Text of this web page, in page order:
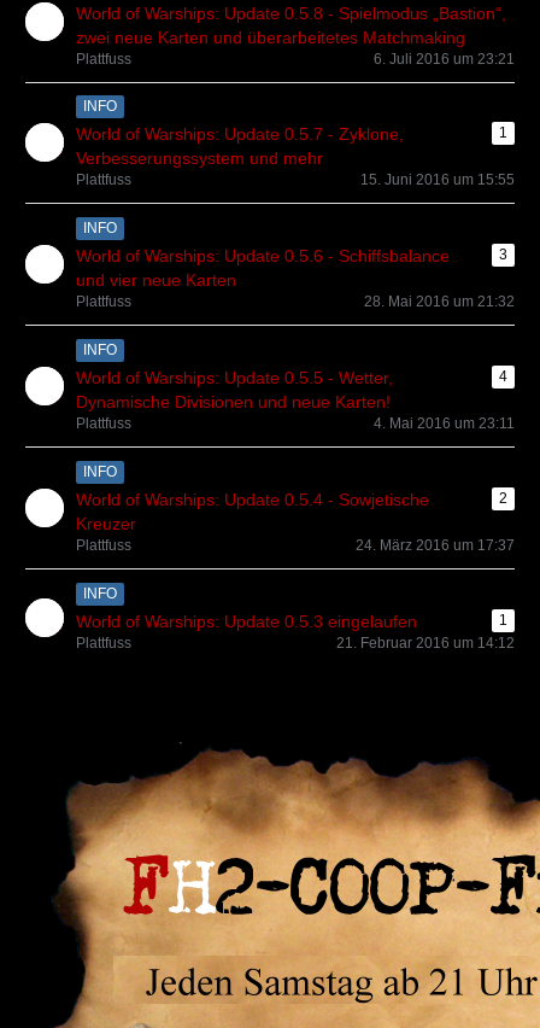
World of Warships: Update 0.5.8 - Spielmodus „Bastion“,
zwei neue Karten und überarbeitetes Matchmaking
Plattfuss 6. Juli 2016 um 23:21
INFO
World of Warships: Update 0.5.7 - Zyklone,
Verbesserungssystem und mehr
1
Plattfuss 15. Juni 2016 um 15:55
INFO
World of Warships: Update 0.5.6 - Schiffsbalance
und vier neue Karten
3
Plattfuss 28. Mai 2016 um 21:32
INFO
World of Warships: Update 0.5.5 - Wetter,
Dynamische Divisionen und neue Karten!
4
Plattfuss 4. Mai 2016 um 23:11
INFO
World of Warships: Update 0.5.4 - Sowjetische
Kreuzer
2
Plattfuss 24. März 2016 um 17:37
INFO
World of Warships: Update 0.5.3 eingelaufen
1
Plattfuss
21. Februar 2016 um 14:12